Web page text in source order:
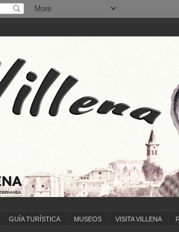
GUÍA TURÍSTICA MUSEOS VISITA VILLENA